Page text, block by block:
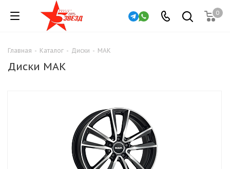
0
Главная - Каталог - Диски - MAK
Диски MAK